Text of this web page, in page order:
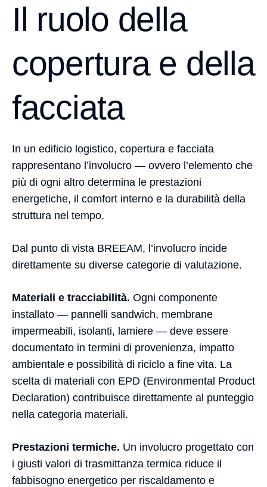
Il ruolo della
copertura e della
facciata
In un edificio logistico, copertura e facciata
rappresentano l’involucro — ovvero l’elemento che
più di ogni altro determina le prestazioni
energetiche, il comfort interno e la durabilità della
struttura nel tempo.
Dal punto di vista BREEAM, l’involucro incide
direttamente su diverse categorie di valutazione.
Materiali e tracciabilità. Ogni componente
installato — pannelli sandwich, membrane
impermeabili, isolanti, lamiere — deve essere
documentato in termini di provenienza, impatto
ambientale e possibilità di riciclo a fine vita. La
scelta di materiali con EPD (Environmental Product
Declaration) contribuisce direttamente al punteggio
nella categoria materiali.
Prestazioni termiche. Un involucro progettato con
i giusti valori di trasmittanza termica riduce il
fabbisogno energetico per riscaldamento e